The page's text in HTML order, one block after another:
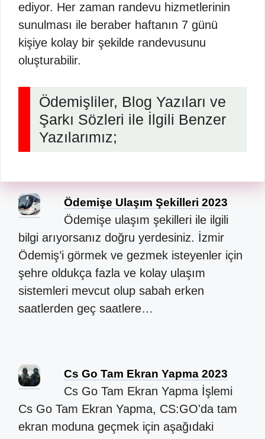
ediyor. Her zaman randevu hizmetlerinin
sunulması ile beraber haftanın 7 günü
kişiye kolay bir şekilde randevusunu
oluşturabilir.
Ödemişliler, Blog Yazıları ve
Şarkı Sözleri ile İlgili Benzer
Yazılarımız;
Ödemişe Ulaşım Şekilleri 2023
Ödemişe ulaşım şekilleri ile ilgili
bilgi arıyorsanız doğru yerdesiniz. İzmir
Ödemiş’i görmek ve gezmek isteyenler için
şehre oldukça fazla ve kolay ulaşım
sistemleri mevcut olup sabah erken
saatlerden geç saatlere…
Cs Go Tam Ekran Yapma 2023
Cs Go Tam Ekran Yapma İşlemi
Cs Go Tam Ekran Yapma, CS:GO'da tam
ekran moduna geçmek için aşağıdaki